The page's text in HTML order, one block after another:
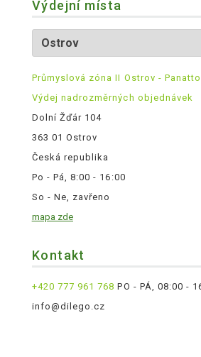
Výdejní místa
Průmyslová zóna II Ostrov -
Výdej nadrozměrných objednávek
Dolní Žďár 104
363 01 Ostrov
Česká republika
Po - Pá, 8:00 - 16:00
So - Ne, zavřeno
mapa zde
Kontakt
+420 777 961 768 PO - PÁ, 08:00 -
info@dilego.cz